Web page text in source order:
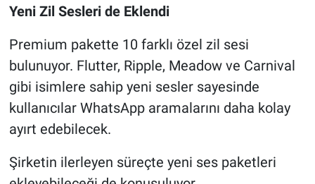
Yeni Zil Sesleri de Eklendi
Premium pakette 10 farklı özel zil sesi
bulunuyor. Flutter, Ripple, Meadow ve Carnival
gibi isimlere sahip yeni sesler sayesinde
kullanıcılar WhatsApp aramalarını daha kolay
ayırt edebilecek.
Şirketin ilerleyen süreçte yeni ses paketleri